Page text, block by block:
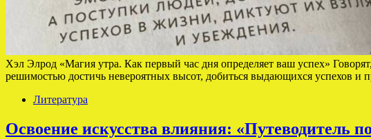
Хэл Элрод «Магия утра. Как первый час дня определяет ваш успех»
решимостью достичь невероятных высот, добиться выдающихся успехов
Литература
Освоение искусства влияния: «Путеводитель